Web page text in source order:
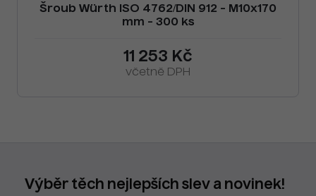
Šroub Würth ISO 4762/DIN 912 - M10x170
mm - 300 ks
11 253 Kč
včetně DPH
Výběr těch nejlepších slev a novinek!